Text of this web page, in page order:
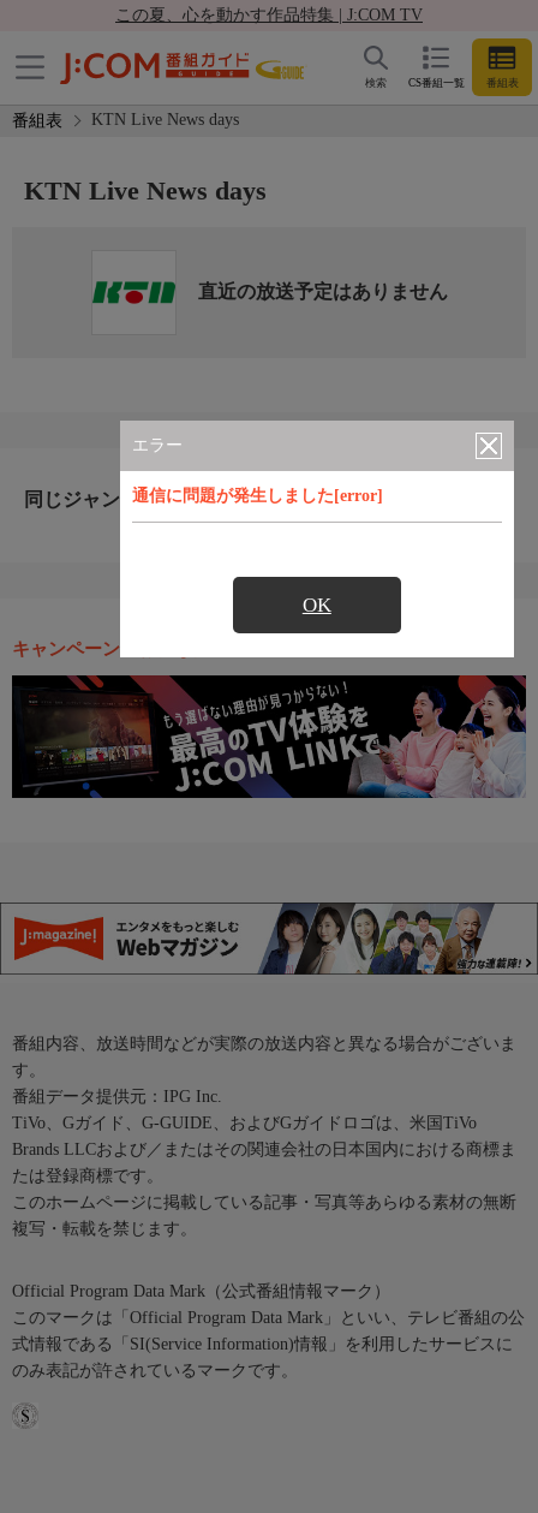
この夏、心を動かす作品特集 | J:COM TV
CS番組一覧 番組表
検索
番組表 KTN Live News days
エラー
通信に問題が発生しました[error]
OK
KTN Live News days
直近の放送予定はありません
同じジャンルのおすすめ番組
キャンペーン・お得な情報
番組内容、放送時間などが実際の放送内容と異なる場合がございま
す。
番組データ提供元：IPG Inc.
TiVo、Gガイド、G-GUIDE、およびGガイドロゴは、米国TiVo
Brands LLCおよび／またはその関連会社の日本国内における商標ま
たは登録商標です。
このホームページに掲載している記事・写真等あらゆる素材の無断
複写・転載を禁じます。
Official Program Data Mark（公式番組情報マーク）
このマークは「Official Program Data Mark」といい、テレビ番組の公
式情報である「SI(Service Information)情報」を利用したサービスに
のみ表記が許されているマークです。